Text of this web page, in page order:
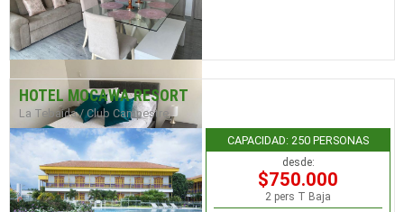
HOTEL MOCAWA RESORT
La Tebaida / Club Campestre
CAPACIDAD: 250 PERSONAS
desde:
$750.000
2 pers T Baja